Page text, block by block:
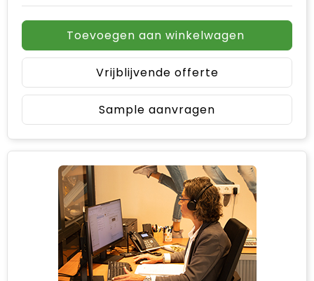
Toevoegen aan winkelwagen
Vrijblijvende offerte
Sample aanvragen